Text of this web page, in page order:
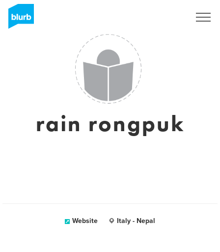
rain rongpuk
Website Italy - Nepal